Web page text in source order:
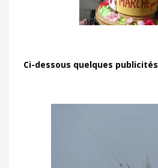
Ci-dessous quelques publicités